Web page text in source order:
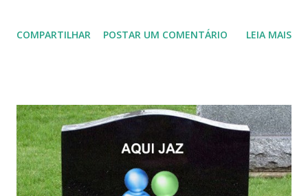
COMPARTILHAR POSTAR UM COMENTÁRIO LEIA MAIS